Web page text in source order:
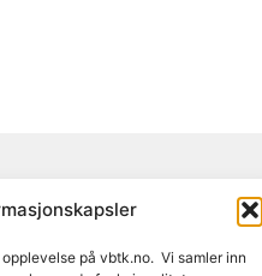
på vbtk.no. Vi samler inn
Følg oss på Facebook